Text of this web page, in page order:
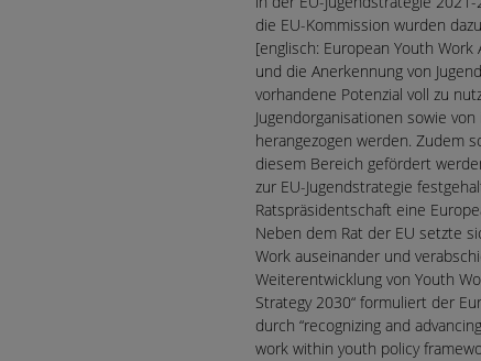
die EU-Kommission wurden
[englisch: European Youth
und die Anerkennung von
vorhandene Potenzial voll zu
Jugendorganisationen sowie
herangezogen werden. Zudem
diesem Bereich gefördert
zur EU-Jugendstrategie
Ratspräsidentschaft eine
Neben dem Rat der EU setzte
Work auseinander und
Weiterentwicklung von Youth
Strategy 2030“ formuliert der
durch “recognizing and
work within youth policy